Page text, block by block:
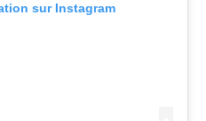
sur Instagram